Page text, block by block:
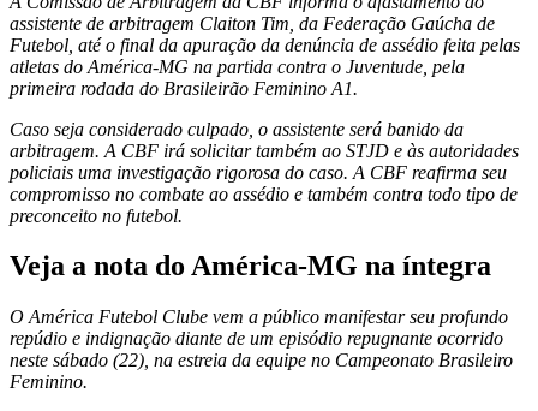
assistente de arbitragem Claiton Tim, da Federação Gaúcha de
Futebol, até o final da apuração da denúncia de assédio feita pelas
atletas do América-MG na partida contra o Juventude, pela
primeira rodada do Brasileirão Feminino A1.
Caso seja considerado culpado, o assistente será banido da
arbitragem. A CBF irá solicitar também ao STJD e às autoridades
policiais uma investigação rigorosa do caso. A CBF reafirma seu
compromisso no combate ao assédio e também contra todo tipo de
preconceito no futebol.
Veja a nota do América-MG na íntegra
O América Futebol Clube vem a público manifestar seu profundo
repúdio e indignação diante de um episódio repugnante ocorrido
neste sábado (22), na estreia da equipe no Campeonato Brasileiro
Feminino.